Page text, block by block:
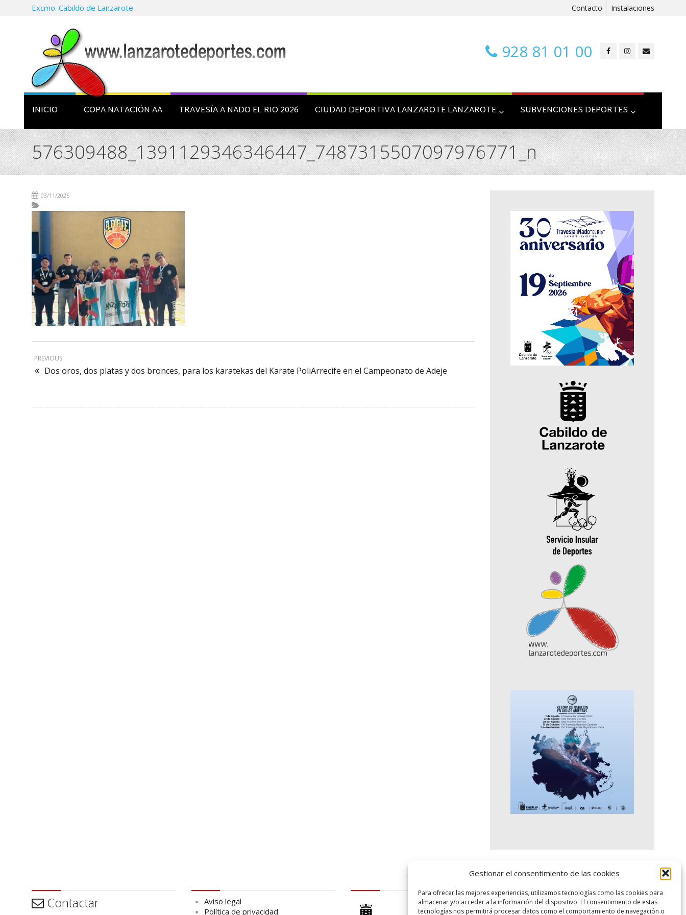
Gestionar el consentimiento de las cookies
Para ofrecer las mejores experiencias, utilizamos tecnologías como las cookies para
almacenar y/o acceder a la información del dispositivo. El consentimiento de estas
tecnologías nos permitirá procesar datos como el comportamiento de navegación o
Excmo. Cabildo de Lanzarote Contacto Instalaciones
928 81 01 00
INICIO COPA NATACIÓN AA TRAVESÍA A NADO EL RIO 2026 CIUDAD DEPORTIVA LANZAROTE LANZAROTE SUBVENCIONES DEPORTES
576309488_1391129346346447_7487315507097976771_n
03/11/2025
PREVIOUS
Dos oros, dos platas y dos bronces, para los karatekas del Karate PoliArrecife en el Campeonato de Adeje
Contactar
Aviso legal
Política de privacidad
logo SID